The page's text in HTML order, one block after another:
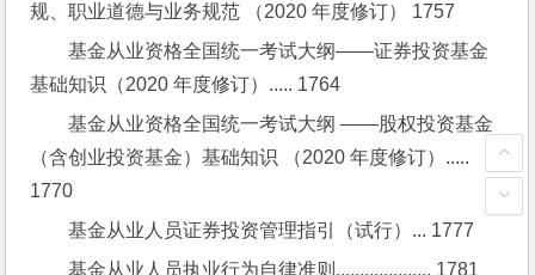
规、职业道德与业务规范 （2020 年度修订） 1757
基金从业资格全国统一考试大纲——证券投资基金
基础知识（2020 年度修订）..... 1764
基金从业资格全国统一考试大纲 ——股权投资基金
（含创业投资基金）基础知识 （2020 年度修订）.....
1770
基金从业人员证券投资管理指引（试行）... 1777
基金从业人员执业行为自律准则.................... 1781